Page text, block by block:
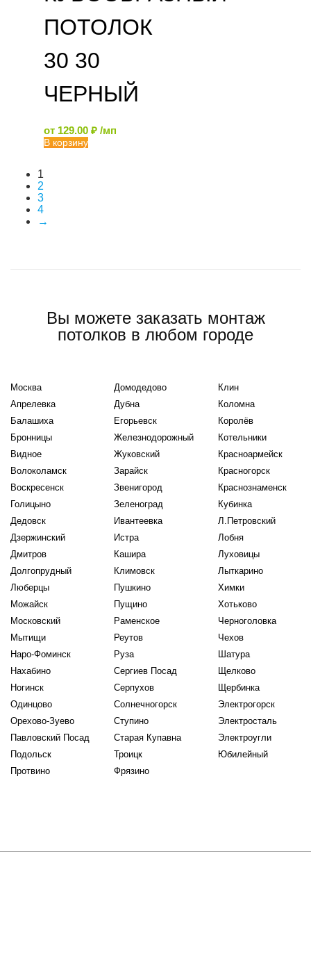
ПОТОЛОК
30 30
ЧЕРНЫЙ
от 129.00 ₽ /мп
В корзину
1
2
3
4
→
Вы можете заказать монтаж
потолков в любом городе
Москва
Апрелевка
Балашиха
Бронницы
Видное
Волоколамск
Воскресенск
Голицыно
Дедовск
Дзержинский
Дмитров
Долгопрудный
Домодедово
Дубна
Егорьевск
Железнодорожный
Жуковский
Зарайск
Звенигород
Зеленоград
Ивантеевка
Истра
Кашира
Климовск
Клин
Коломна
Королёв
Котельники
Красноармейск
Красногорск
Краснознаменск
Кубинка
Л.Петровский
Лобня
Луховицы
Лыткарино
Люберцы
Можайск
Московский
Мытищи
Наро-Фоминск
Нахабино
Ногинск
Одинцово
Орехово-Зуево
Павловский Посад
Подольск
Протвино
Пушкино
Пущино
Раменское
Реутов
Руза
Сергиев Посад
Серпухов
Солнечногорск
Ступино
Старая Купавна
Троицк
Фрязино
Химки
Хотьково
Черноголовка
Чехов
Шатура
Щелково
Щербинка
Электрогорск
Электросталь
Электроугли
Юбилейный